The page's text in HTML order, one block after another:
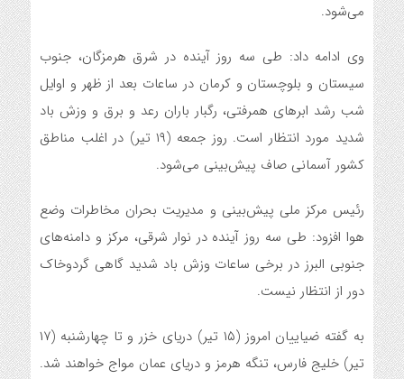
می‌شود.
وی ادامه داد: طی سه روز آینده در شرق هرمزگان، جنوب
سیستان و بلوچستان و کرمان در ساعات بعد از ظهر و اوایل
شب رشد ابرهای همرفتی، رگبار باران رعد و برق و وزش باد
شدید مورد انتظار است. روز جمعه (۱۹ تیر) در اغلب مناطق
کشور آسمانی صاف پیش‌بینی می‌شود.
رئیس مرکز ملی پیش‌بینی و مدیریت بحران مخاطرات وضع
هوا افزود: طی سه روز آینده در نوار شرقی، مرکز و دامنه‌های
جنوبی البرز در برخی ساعات وزش باد شدید گاهی گردوخاک
دور از انتظار نیست.
به گفته ضیاییان امروز (۱۵ تیر) دریای خزر و تا چهارشنبه (۱۷
تیر) خلیج فارس، تنگه هرمز و دریای عمان مواج خواهند شد.